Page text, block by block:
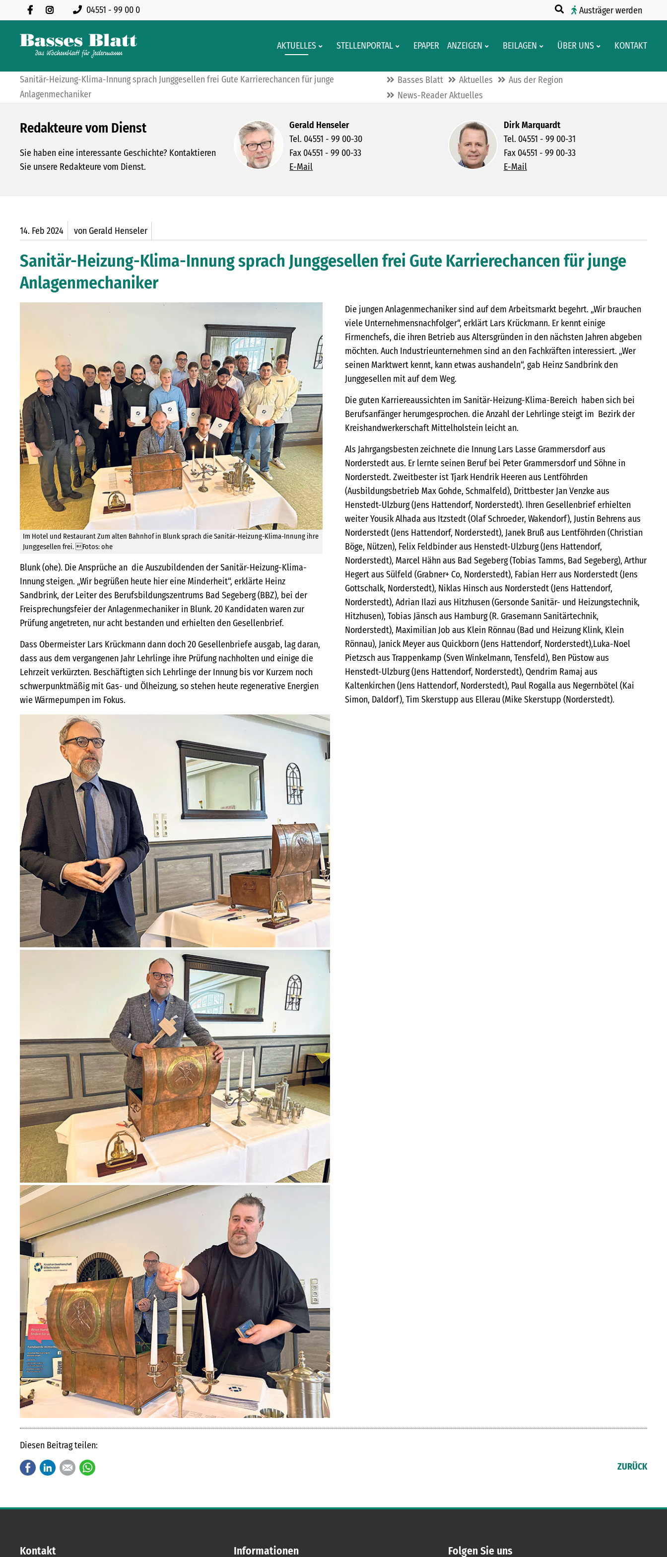
04551 - 99 00 0 Austräger werden
AKTUELLES STELLENPORTAL EPAPER ANZEIGEN BEILAGEN ÜBER UNS KONTAKT
Sanitär-Heizung-Klima-Innung sprach Junggesellen frei Gute Karrierechancen für junge
Anlagenmechaniker
Basses Blatt Aktuelles
Aus der Region
News-Reader Aktuelles
Redakteure vom Dienst
Sie haben eine interessante Geschichte? Kontaktieren
Sie unsere Redakteure vom Dienst.
Gerald Henseler
Tel. 04551 - 99 00-30
Fax 04551 - 99 00-33
E-Mail
Dirk Marquardt
Tel. 04551 - 99 00-31
Fax 04551 - 99 00-33
E-Mail
14. Feb 2024 von Gerald Henseler
Sanitär-Heizung-Klima-Innung sprach Junggesellen frei Gute Karrierechancen für junge
Anlagenmechaniker
Im Hotel und Restaurant Zum alten Bahnhof in Blunk sprach die Sanitär-Heizung-Klima-Innung ihre
Junggesellen frei. Fotos: ohe
Blunk (ohe). Die Ansprüche an die Auszubildenden der Sanitär-Heizung-Klima-
Innung steigen. „Wir begrüßen heute hier eine Minderheit“, erklärte Heinz
Sandbrink, der Leiter des Berufsbildungszentrums Bad Segeberg (BBZ), bei der
Freisprechungsfeier der Anlagenmechaniker in Blunk. 20 Kandidaten waren zur
Prüfung angetreten, nur acht bestanden und erhielten den Gesellenbrief.
Dass Obermeister Lars Krückmann dann doch 20 Gesellenbriefe ausgab, lag daran,
dass aus dem vergangenen Jahr Lehrlinge ihre Prüfung nachholten und einige die
Lehrzeit verkürzten. Beschäftigten sich Lehrlinge der Innung bis vor Kurzem noch
schwerpunktmäßig mit Gas- und Ölheizung, so stehen heute regenerative Energien
wie Wärmepumpen im Fokus.
Die jungen Anlagenmechaniker sind auf dem Arbeitsmarkt begehrt. „Wir brauchen
viele Unternehmensnachfolger“, erklärt Lars Krückmann. Er kennt einige
Firmenchefs, die ihren Betrieb aus Altersgründen in den nächsten Jahren abgeben
möchten. Auch Industrieunternehmen sind an den Fachkräften interessiert. „Wer
seinen Marktwert kennt, kann etwas aushandeln“, gab Heinz Sandbrink den
Junggesellen mit auf dem Weg.
Die guten Karriereaussichten im Sanitär-Heizung-Klima-Bereich haben sich bei
Berufsanfänger herumgesprochen. die Anzahl der Lehrlinge steigt im Bezirk der
Kreishandwerkerschaft Mittelholstein leicht an.
Als Jahrgangsbesten zeichnete die Innung Lars Lasse Grammersdorf aus
Norderstedt aus. Er lernte seinen Beruf bei Peter Grammersdorf und Söhne in
Norderstedt. Zweitbester ist Tjark Hendrik Heeren aus Lentföhrden
(Ausbildungsbetrieb Max Gohde, Schmalfeld), Drittbester Jan Venzke aus
Henstedt-Ulzburg (Jens Hattendorf, Norderstedt). Ihren Gesellenbrief erhielten
weiter Yousik Alhada aus Itzstedt (Olaf Schroeder, Wakendorf), Justin Behrens aus
Norderstedt (Jens Hattendorf, Norderstedt), Janek Bruß aus Lentföhrden (Christian
Böge, Nützen), Felix Feldbinder aus Henstedt-Ulzburg (Jens Hattendorf,
Norderstedt), Marcel Hähn aus Bad Segeberg (Tobias Tamms, Bad Segeberg), Arthur
Hegert aus Sülfeld (Grabner+ Co, Norderstedt), Fabian Herr aus Norderstedt (Jens
Gottschalk, Norderstedt), Niklas Hinsch aus Norderstedt (Jens Hattendorf,
Norderstedt), Adrian Ilazi aus Hitzhusen (Gersonde Sanitär- und Heizungstechnik,
Hitzhusen), Tobias Jänsch aus Hamburg (R. Grasemann Sanitärtechnik,
Norderstedt), Maximilian Job aus Klein Rönnau (Bad und Heizung Klink, Klein
Rönnau), Janick Meyer aus Quickborn (Jens Hattendorf, Norderstedt),Luka-Noel
Pietzsch aus Trappenkamp (Sven Winkelmann, Tensfeld), Ben Püstow aus
Henstedt-Ulzburg (Jens Hattendorf, Norderstedt), Qendrim Ramaj aus
Kaltenkirchen (Jens Hattendorf, Norderstedt), Paul Rogalla aus Negernbötel (Kai
Simon, Daldorf), Tim Skerstupp aus Ellerau (Mike Skerstupp (Norderstedt).
Diesen Beitrag teilen:
FacebookLinkedInE-mail ZURÜCK
Kontakt Informationen Folgen Sie uns